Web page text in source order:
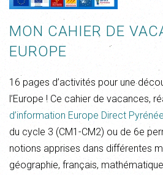
MON CAHIER DE
EUROPE
16 pages d’activités pour une
l’Europe ! Ce cahier de vacances,
d’information Europe Direct
du cycle 3 (CM1-CM2) ou de 6e
notions apprises dans différentes
géographie, français,